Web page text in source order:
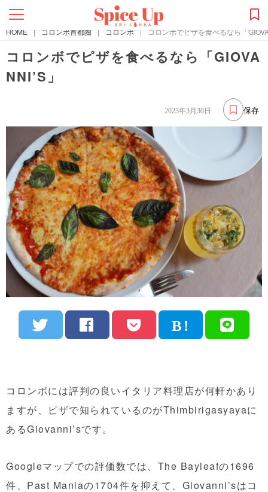
HOME | コロンボ首都圏 | コロンボ | コロンボでピザを食べるなら「
コロンボでピザを食べるなら「GIOVA
NNI’S」
保存
2023年3月30日
コロンボには評判の良いイタリア料理店が何軒かあり
ますが、ピザで知られているのがThimbirigasyayaに
あるGiovanni’sです。
Googleマップでの評価数では、The Bayleafの1696
件、Past Maniaの1704件を抑えて、Giovanni’sはコ